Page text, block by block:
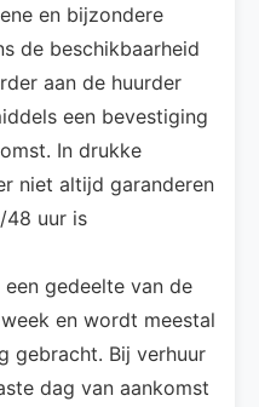
en bijzondere
de beschikbaarheid
aan de huurder
een bevestiging
In drukke
niet altijd garanderen
48 uur is
gedeelte van de
en wordt meestal
gebracht. Bij verhuur
dag van aankomst